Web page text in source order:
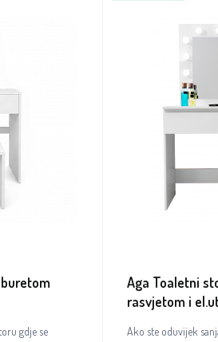
gdje se
Aga Toaletni
rasvjetom i
Ako ste oduvijek